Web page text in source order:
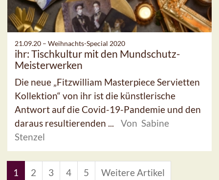
21.09.20 – Weihnachts-Special 2020
ihr: Tischkultur mit den Mundschutz-
Meisterwerken
Die neue „Fitzwilliam Masterpiece Servietten
Kollektion“ von ihr ist die künstlerische
Antwort auf die Covid-19-Pandemie und den
daraus resultierenden ...
Von Sabine
Stenzel
1 2 3 4 5 Weitere Artikel